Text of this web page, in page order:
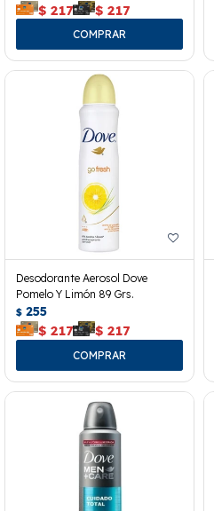
$ 217 $ 217
Desodorante Aerosol Dove
Pomelo Y Limón 89 Grs.
$ 255
$ 217 $ 217